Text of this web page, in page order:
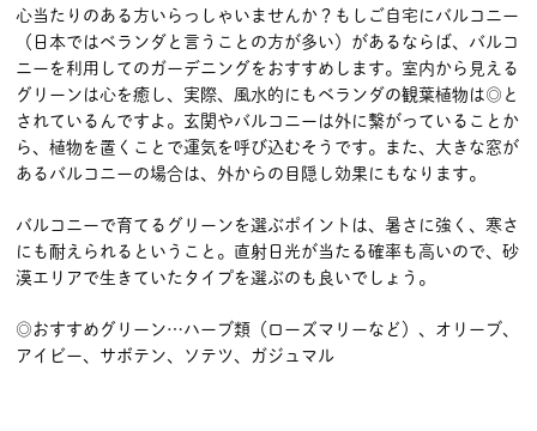
心当たりのある方いらっしゃいませんか？もしご自宅にバルコニー
（日本ではベランダと言うことの方が多い）があるならば、バルコ
ニーを利用してのガーデニングをおすすめします。室内から見える
グリーンは心を癒し、実際、風水的にもベランダの観葉植物は◎と
されているんですよ。玄関やバルコニーは外に繋がっていることか
ら、植物を置くことで運気を呼び込むそうです。また、大きな窓が
あるバルコニーの場合は、外からの目隠し効果にもなります。
バルコニーで育てるグリーンを選ぶポイントは、暑さに強く、寒さ
にも耐えられるということ。直射日光が当たる確率も高いので、砂
漠エリアで生きていたタイプを選ぶのも良いでしょう。
◎おすすめグリーン…ハーブ類（ローズマリーなど）、オリーブ、
アイビー、サボテン、ソテツ、ガジュマル